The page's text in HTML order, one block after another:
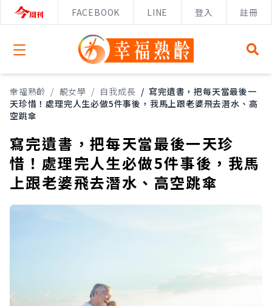
FACEBOOK LINE 登入 註冊
Open menu
幸福熟齡 / 靚女學 / 自我成長 / 寫完遺書，把每天當最後一
天珍惜！處理完人生必做5件事後，我馬上跟老婆飛去潛水、高
空跳傘
寫完遺書，把每天當最後一天珍
惜！處理完人生必做5件事後，我馬
上跟老婆飛去潛水、高空跳傘